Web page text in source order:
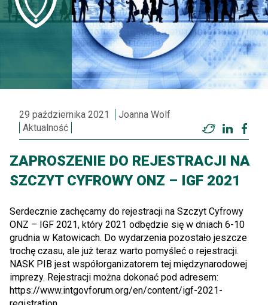
29 października 2021
Joanna Wolf
Aktualność
Twitter
ZAPROSZENIE DO REJESTRACJI NA
SZCZYT CYFROWY ONZ – IGF 2021
Serdecznie zachęcamy do rejestracji na Szczyt Cyfrowy
ONZ – IGF 2021, który 2021 odbędzie się w dniach 6-10
grudnia w Katowicach. Do wydarzenia pozostało jeszcze
trochę czasu, ale już teraz warto pomyśleć o rejestracji.
NASK PIB jest współorganizatorem tej międzynarodowej
imprezy. Rejestracji można dokonać pod adresem:
https://www.intgovforum.org/en/content/igf-2021-